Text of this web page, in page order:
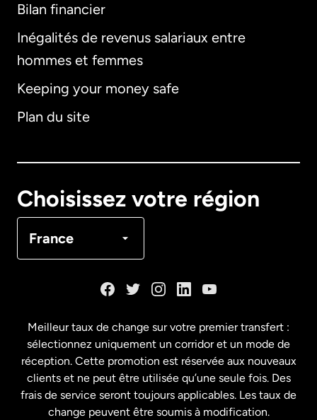
Bilan financier
Inégalités de revenus salariaux entre
hommes et femmes
Keeping your money safe
Plan du site
Choisissez votre région
France
International
Allemagne
Français
États-Unis English
États-Unis Español
Meilleur taux de change sur votre premier transfert :
sélectionnez uniquement un corridor et un mode de
réception. Cette promotion est réservée aux nouveaux
clients et ne peut être utilisée qu’une seule fois. Des
frais de service seront toujours applicables. Les taux de
change peuvent être soumis à modification.